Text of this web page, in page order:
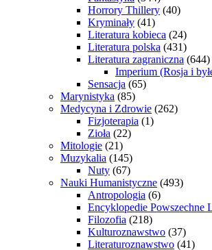
Horrory Thillery (40)
Kryminały (41)
Literatura kobieca (24)
Literatura polska (431)
Literatura zagraniczna (644)
Imperium (Rosja i
Sensacja (65)
Marynistyka (85)
Medycyna i Zdrowie (262)
Fizjoterapia (1)
Zioła (22)
Mitologie (21)
Muzykalia (145)
Nuty (67)
Nauki Humanistyczne (493)
Antropologia (6)
Encyklopedie Powszechne
Filozofia (218)
Kulturoznawstwo (37)
Literaturoznawstwo (41)